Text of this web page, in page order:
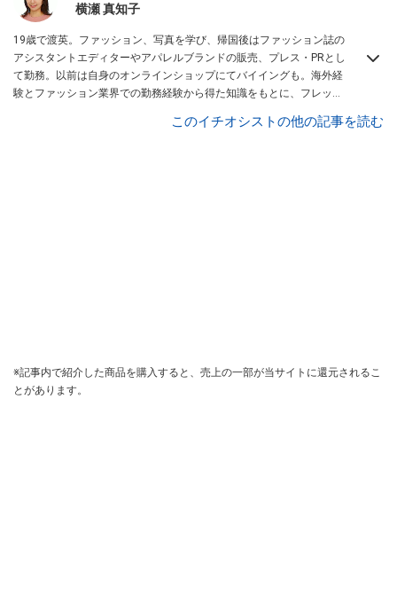
横瀬 真知子
19歳で渡英。ファッション、写真を学び、帰国後はファッション誌の
アシスタントエディターやアパレルブランドの販売、プレス・PRとし
て勤務。以前は自身のオンラインショップにてバイイングも。海外経
験とファッション業界での勤務経験から得た知識をもとに、フレッシ
このイチオシストの他の記事を読む
※記事内で紹介した商品を購入すると、売上の一部が当サイトに還元されるこ
とがあります。